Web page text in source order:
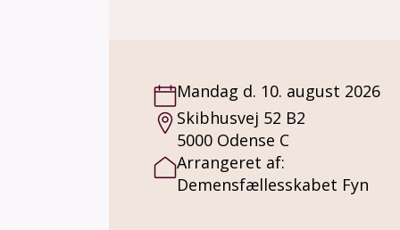
Mandag d. 10. august 2026
Skibhusvej 52 B2
5000 Odense C
Arrangeret af:
Demensfællesskabet Fyn